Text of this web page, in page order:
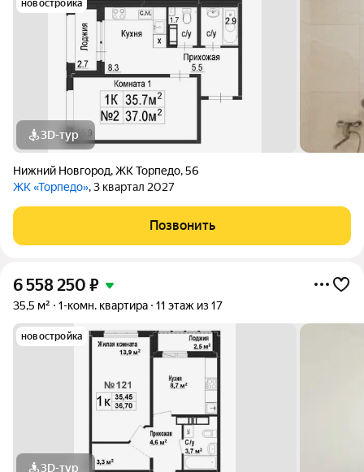
новостройка
3D-тур
Нижний Новгород,ЖК Торпедо,56
ЖК «Торпедо», 3 квартал 2027
Позвонить
6 558 250 ₽
35,5 м² 1-комн. квартира 11 этаж из 17
новостройка
3D-тур